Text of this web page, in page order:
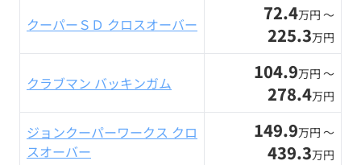
クーパーＳＤ クロスオーバー 72.4万円 〜
225.3万円
クラブマン バッキンガム 104.9万円 〜
278.4万円
ジョンクーパーワークス クロ
スオーバー
149.9万円 〜
439.3万円